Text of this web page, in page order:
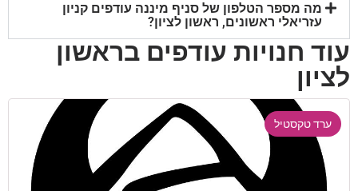
מה מספר הטלפון של סניף מיננה עודפים קניון
עזריאלי ראשונים, ראשון לציון?
עוד חנויות עודפים בראשון
לציון
ערד טקסטיל